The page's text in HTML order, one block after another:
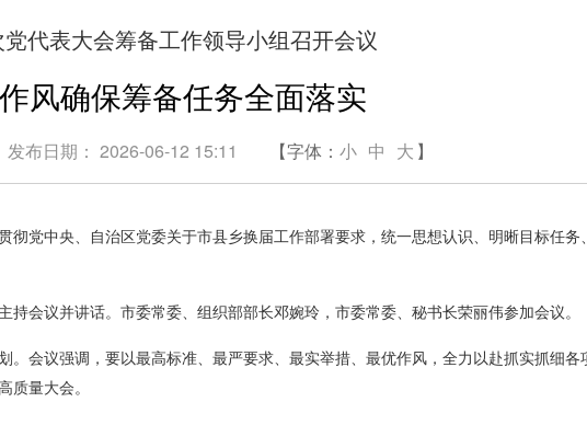
代表大会筹备工作领导小组召开会议
风确保筹备任务全面落实
发布日期： 2026-06-12 15:11 【字体： 小 中 大 】
党中央、自治区党委关于市县乡换届工作部署要求，统一思想认识、明晰目标任务
会议并讲话。市委常委、组织部部长邓婉玲，市委常委、秘书长荣丽伟参加会议。
会议强调，要以最高标准、最严要求、最实举措、最优作风，全力以赴抓实抓细各
质量大会。